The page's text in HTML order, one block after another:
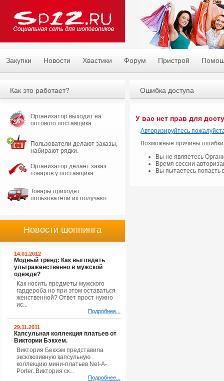
Закупки Новости Хвастики Форум Пристрой
Ошибка доступа
У вас нет прав для
Авторизируйтесь
Возможные причины
Вы не являетесь
Время сессии
Вы пытаетесь попасть
Как это работает?
Организатор выходит на
оптового поставщика.
Пользователи делают заказы,
набирают рядки.
Организатор делает заказ
товаров у поставщика.
Товары приходят
пользователи их получают.
Новости шоппинга
14.01.2012
Модный тренд: Как выглядеть
ультраженственно в мужской
одежде?
Как носить предметы мужского
гардероба но при этом оставаться
женственной? Ответ прост нужно
ис...
Подробнее...
29.11.2011
Капсульная коллекция платьев от
Виктории Бэкхем.
Виктория Бекхэм представила
эксклюзивную капсульную
коллекцию мини-платьев Net-A-
Porter. Виктория ск...
Подробнее...